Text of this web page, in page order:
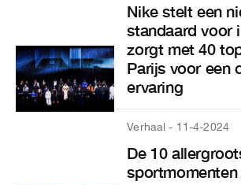
Nike stelt een
standaard voor
zorgt met 40
Parijs voor een
ervaring
Verhaal - 11-4-2024
De 10